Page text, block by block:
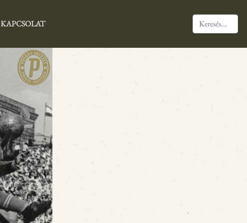
KAPCSOLAT